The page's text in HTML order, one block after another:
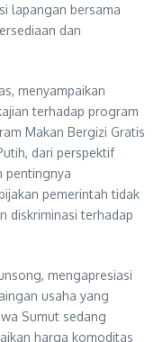
lapangan bersama
dan
menyampaikan
terhadap program
Makan Bergizi Gratis
dari perspektif
pentingnya
pemerintah tidak
diskriminasi terhadap
mengapresiasi
usaha yang
Sumut sedang
harga komoditas